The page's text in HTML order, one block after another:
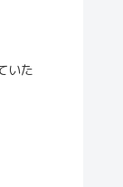
いた